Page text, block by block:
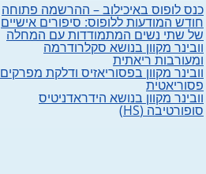
כנס לופוס באיכילוב – ההרשמה פתוחה
חודש המודעות ללופוס: סיפורים אישיים
של שתי נשים המתמודדות עם המחלה
וובינר מקוון בנושא סקלרודרמה
ומעורבות ריאתית
וובינר מקוון בפסוריאזיס ודלקת מפרקים
פסוריאטית
וובינר מקוון בנושא הידראדניטיס
סופורטיבה (HS)